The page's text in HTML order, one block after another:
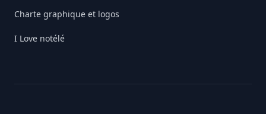
Charte graphique et logos
I Love notélé